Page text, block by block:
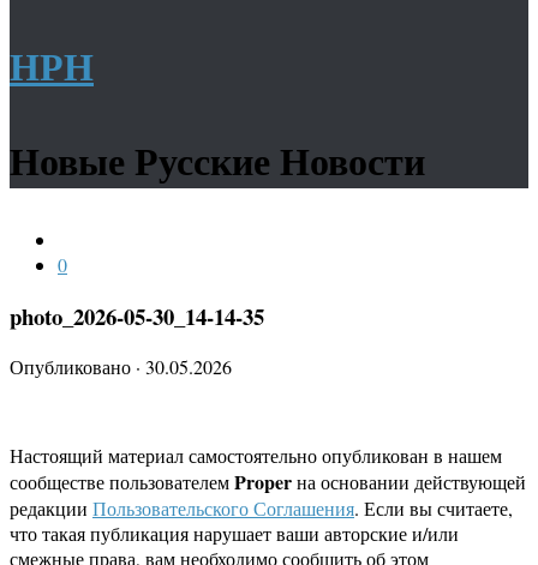
НРН
Новые Русские Новости
0
photo_2026-05-30_14-14-35
Опубликовано · 30.05.2026
Настоящий материал самостоятельно опубликован в нашем
сообществе пользователемProperна основании действующей
редакции Пользовательского Соглашения. Если вы считаете,
что такая публикация нарушает ваши авторские и/или
смежные права, вам необходимо сообщить об этом